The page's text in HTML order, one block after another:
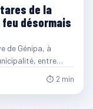
de la
désormais
de Génipa, à
entre…
⏱ 2 min